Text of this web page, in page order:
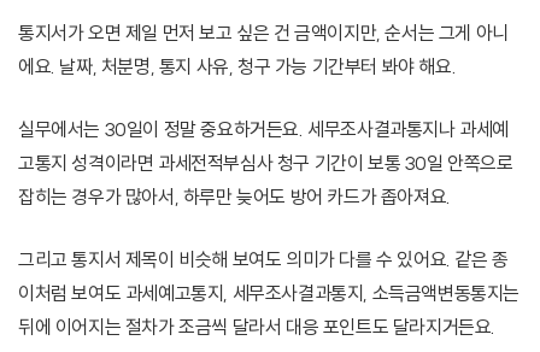
통지서가 오면 제일 먼저 보고 싶은 건 금액이지만, 순서는 그게 아니
에요. 날짜, 처분명, 통지 사유, 청구 가능 기간부터 봐야 해요.
실무에서는 30일이 정말 중요하거든요. 세무조사결과통지나 과세예
고통지 성격이라면 과세전적부심사 청구 기간이 보통 30일 안쪽으로
잡히는 경우가 많아서, 하루만 늦어도 방어 카드가 좁아져요.
그리고 통지서 제목이 비슷해 보여도 의미가 다를 수 있어요. 같은 종
이처럼 보여도 과세예고통지, 세무조사결과통지, 소득금액변동통지는
뒤에 이어지는 절차가 조금씩 달라서 대응 포인트도 달라지거든요.